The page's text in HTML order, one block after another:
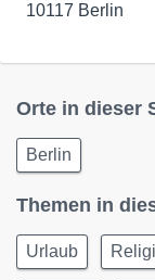
10117 Berlin
Orte in dieser
Berlin
Themen in
Urlaub